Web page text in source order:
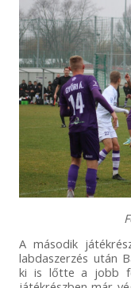
A második
labdaszerzés után
ki is lőtte a jobb